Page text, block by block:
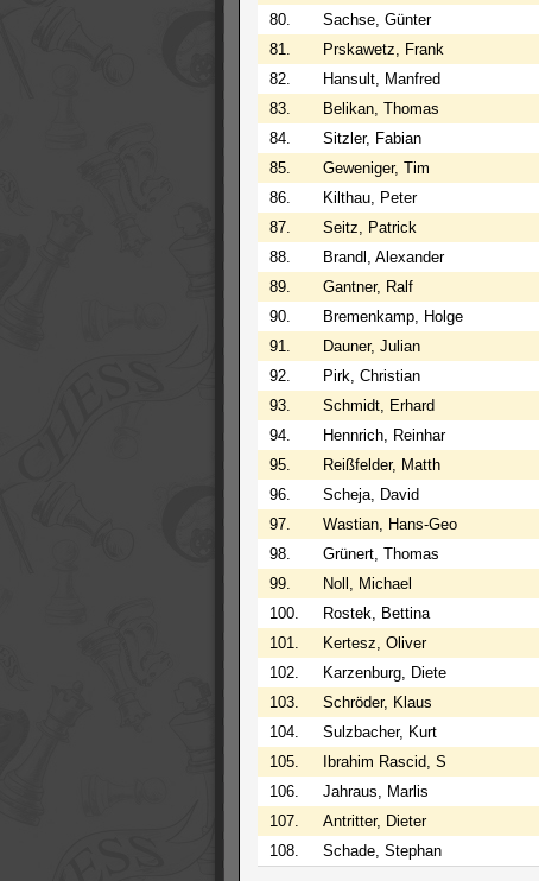
80.
Sachse, Günter
81.
Prskawetz, Frank
82.
Hansult, Manfred
83.
Belikan, Thomas
84.
Sitzler, Fabian
85.
Geweniger, Tim
86.
Kilthau, Peter
87.
Seitz, Patrick
88.
Brandl, Alexander
89.
Gantner, Ralf
90.
Bremenkamp, Holge
91.
Dauner, Julian
92.
Pirk, Christian
93.
Schmidt, Erhard
94.
Hennrich, Reinhar
95.
Reißfelder, Matth
96.
Scheja, David
97.
Wastian, Hans-Geo
98.
Grünert, Thomas
99.
Noll, Michael
100.
Rostek, Bettina
101.
Kertesz, Oliver
102.
Karzenburg, Diete
103.
Schröder, Klaus
104.
Sulzbacher, Kurt
105.
Ibrahim Rascid, S
106.
Jahraus, Marlis
107.
Antritter, Dieter
108.
Schade, Stephan